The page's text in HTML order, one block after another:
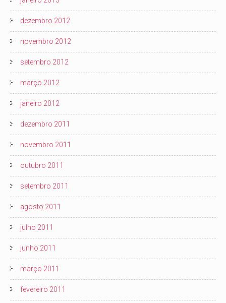
dezembro 2012
novembro 2012
setembro 2012
março 2012
janeiro 2012
dezembro 2011
novembro 2011
outubro 2011
setembro 2011
agosto 2011
julho 2011
junho 2011
março 2011
fevereiro 2011